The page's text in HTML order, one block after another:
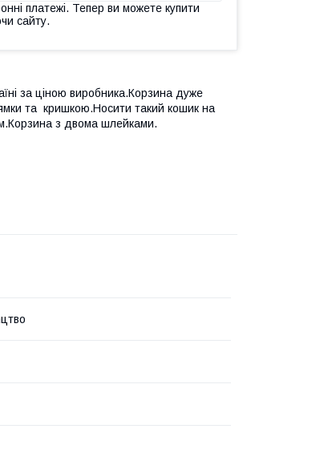
платежі. Тепер ви можете купити
сайту.
за ціною виробника.Корзина дуже
та кришкою.Носити такий кошик на
з двома шлейками.